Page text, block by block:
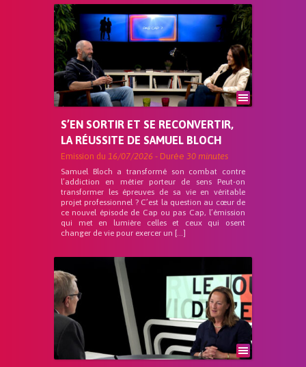
S’EN SORTIR ET SE RECONVERTIR,
LA RÉUSSITE DE SAMUEL BLOCH
Emission du 16/07/2026 - Durée 30 minutes
Samuel Bloch a transformé son combat contre
l’addiction en métier porteur de sens Peut-on
transformer les épreuves de sa vie en véritable
projet professionnel ? C’est la question au cœur de
ce nouvel épisode de Cap ou pas Cap, l’émission
qui met en lumière celles et ceux qui osent
changer de vie pour exercer un […]